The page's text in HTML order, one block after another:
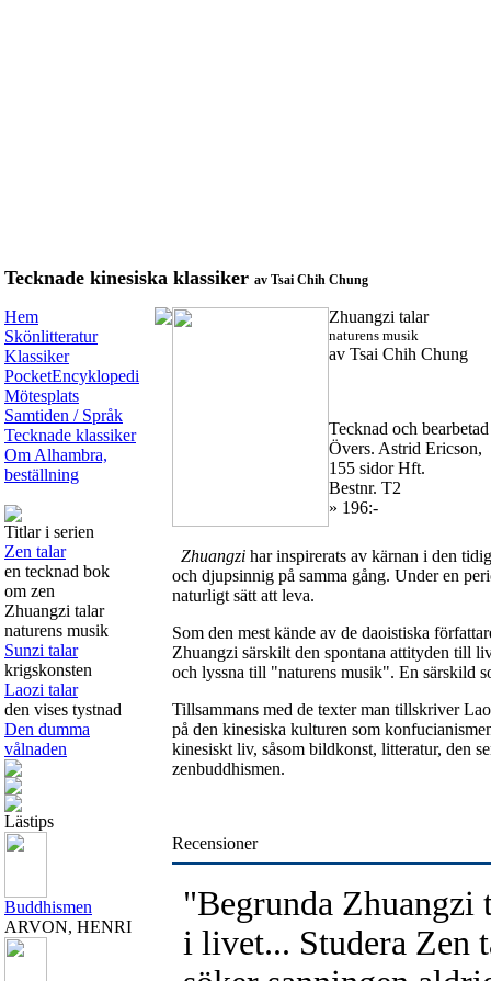
Tecknade kinesiska klassiker av Tsai Chih Chung
Hem
Skönlitteratur
Klassiker
PocketEncyklopedi
Mötesplats
Samtiden / Språk
Tecknade klassiker
Om Alhambra,
beställning
Titlar i serien
Zen talar
en tecknad bok
om zen
Zhuangzi talar
naturens musik
Sunzi talar
krigskonsten
Laozi talar
den vises tystnad
Den dumma
vålnaden
Lästips
Buddhismen
ARVON, HENRI
Zhuangzi talar
naturens musik
av Tsai Chih Chung
Tecknad och
Övers. Astrid Ericson,
155 sidor Hft.
Bestnr. T2
» 196:-
Zhuangzi har inspirerats av kärnan i den
och djupsinnig på samma gång. Under en
naturligt sätt att leva.
Som den mest kände av de daoistiska
Zhuangzi särskilt den spontana attityden till
och lyssna till "naturens musik". En särskild
Tillsammans med de texter man tillskriver
på den kinesiska kulturen som
kinesiskt liv, såsom bildkonst, litteratur, den
zenbuddhismen.
Recensioner
"Begrunda
i livet... Studera Zen